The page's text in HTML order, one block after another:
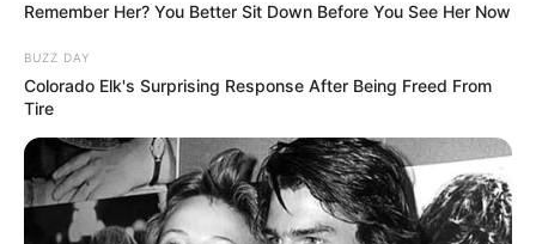
Remember Her? You Better Sit Down Before You See Her Now
BUZZ DAY
Colorado Elk's Surprising Response After Being Freed From
Tire